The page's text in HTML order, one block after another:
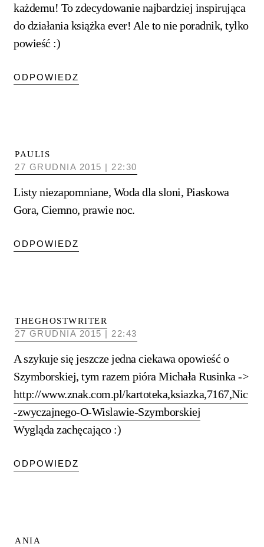
każdemu! To zdecydowanie najbardziej inspirująca
do działania książka ever! Ale to nie poradnik, tylko
powieść :)
ODPOWIEDZ
PAULIS
27 GRUDNIA 2015 | 22:30
Listy niezapomniane, Woda dla sloni, Piaskowa
Gora, Ciemno, prawie noc.
ODPOWIEDZ
THEGHOSTWRITER
27 GRUDNIA 2015 | 22:43
A szykuje się jeszcze jedna ciekawa opowieść o
Szymborskiej, tym razem pióra Michała Rusinka ->
http://www.znak.com.pl/kartoteka,ksiazka,7167,Nic
-zwyczajnego-O-Wislawie-Szymborskiej
Wygląda zachęcająco :)
ODPOWIEDZ
ANIA